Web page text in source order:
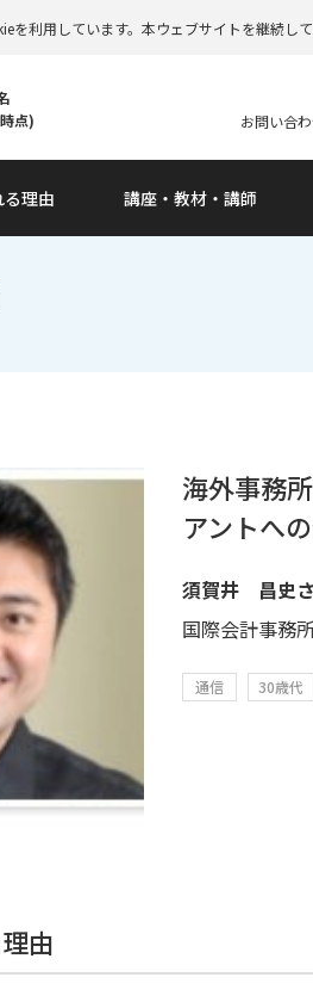
を利用しています。本ウェブサイトを継続して
点)
理由 講座・教材・講師
お問い合
海外事務
アントへ
須賀井 昌史
国際会計事務
通信 30歳代
由